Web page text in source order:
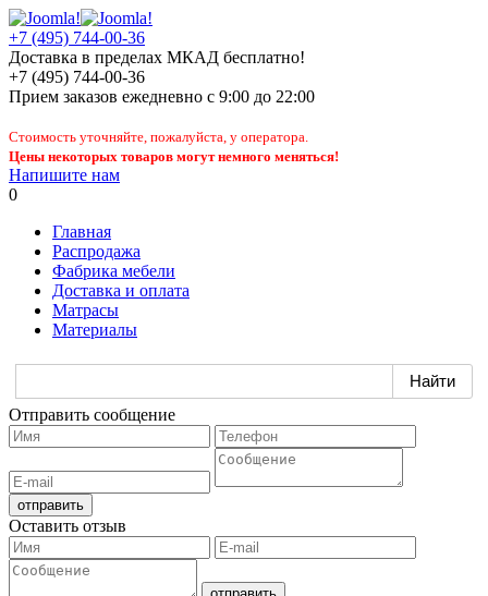
+7 (495) 744-00-36
Доставка в пределах МКАД бесплатно!
+7 (495) 744-00-36
Прием заказов ежедневно с 9:00 до 22:00
Стоимость уточняйте, пожалуйста, у оператора.
Цены некоторых товаров могут немного меняться!
Напишите нам
0
Главная
Распродажа
Фабрика мебели
Доставка и оплата
Матрасы
Материалы
Отправить сообщение
Оставить отзыв